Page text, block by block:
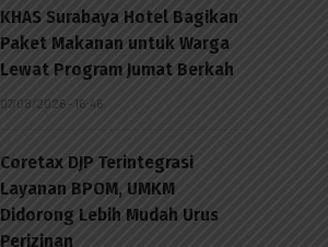
KHAS Surabaya Hotel Bagikan
Paket Makanan untuk Warga
Lewat Program Jumat Berkah
07/08/2026 - 16:46
Coretax DJP Terintegrasi
Layanan BPOM, UMKM
Didorong Lebih Mudah Urus
Perizinan